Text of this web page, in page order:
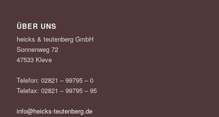
ÜBER UNS
heicks & teutenberg GmbH
Sonnenweg 72
47533 Kleve
Telefon: 02821 – 99795 – 0
Telefax: 02821 – 99795 – 95
info@heicks-teutenberg.de